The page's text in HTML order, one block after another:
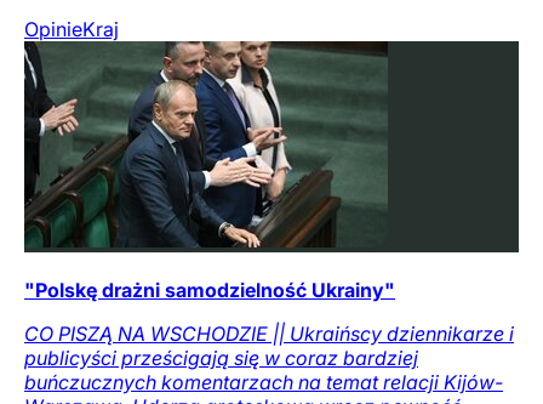
OpinieKraj
"Polskę drażni samodzielność Ukrainy"
CO PISZĄ NA WSCHODZIE || Ukraińscy dziennikarze i
publicyści prześcigają się w coraz bardziej
buńczucznych komentarzach na temat relacji Kijów-